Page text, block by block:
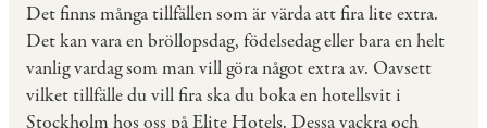
Det finns många tillfällen som är värda att fira lite extra.
Det kan vara en bröllopsdag, födelsedag eller bara en helt
vanlig vardag som man vill göra något extra av. Oavsett
vilket tillfälle du vill fira ska du boka en hotellsvit i